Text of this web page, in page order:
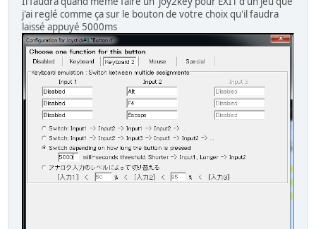
j'ai reglé comme ça sur le bouton de votre choix qu'il faudra
laissé appuyé 5000ms